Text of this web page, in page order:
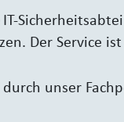
IT-
Der Service
unser